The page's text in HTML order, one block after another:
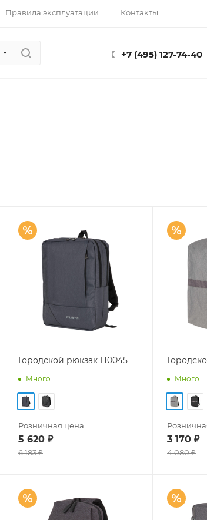
Правила эксплуатации Контакты
+7 (495) 127-74-40
Городской рюкзак П0045
Много
Розничная цена
5 620 ₽
6 183₽
Много
3 170 ₽
4 080₽